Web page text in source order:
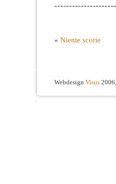
« Niente scorie
Webdesign Visus